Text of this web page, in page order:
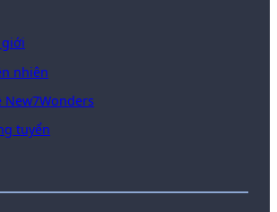
nhiên
New7Wonders
tuyển